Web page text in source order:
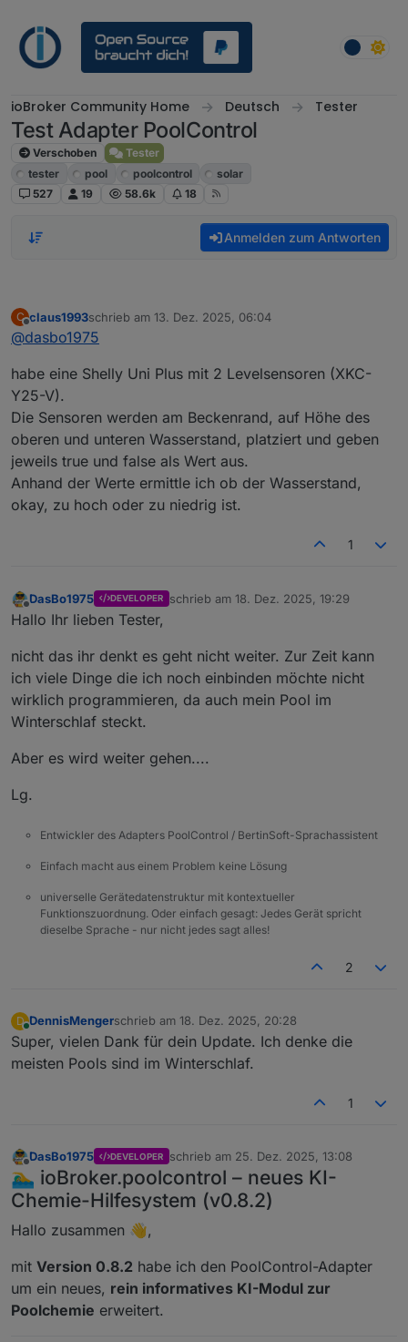
ioBroker Community Home Deutsch Tester
Test Adapter PoolControl
Verschoben
Tester
tester
pool poolcontrol
solar
527
19 58.6k 18
Anmelden zum Antworten
C
Offline
claus1993schrieb am 13. Dez. 2025, 06:04
zuletzt editiert von
@dasbo1975
habe eine Shelly Uni Plus mit 2 Levelsensoren (XKC-
Y25-V).
Die Sensoren werden am Beckenrand, auf Höhe des
oberen und unteren Wasserstand, platziert und geben
jeweils true und false als Wert aus.
Anhand der Werte ermittle ich ob der Wasserstand,
okay, zu hoch oder zu niedrig ist.
1
Offline
DasBo1975 DEVELOPER schrieb am 18. Dez. 2025, 19:29
zuletzt editiert von
Hallo Ihr lieben Tester,
nicht das ihr denkt es geht nicht weiter. Zur Zeit kann
ich viele Dinge die ich noch einbinden möchte nicht
wirklich programmieren, da auch mein Pool im
Winterschlaf steckt.
Aber es wird weiter gehen....
Lg.
Entwickler des Adapters PoolControl / BertinSoft-Sprachassistent
Einfach macht aus einem Problem keine Lösung
universelle Gerätedatenstruktur mit kontextueller
Funktionszuordnung. Oder einfach gesagt: Jedes Gerät spricht
dieselbe Sprache - nur nicht jedes sagt alles!
2
D
Online
DennisMengerschrieb am 18. Dez. 2025, 20:28
zuletzt editiert von
Super, vielen Dank für dein Update. Ich denke die
meisten Pools sind im Winterschlaf.
1
Offline
DasBo1975 DEVELOPER schrieb am 25. Dez. 2025, 13:08
zuletzt editiert von
🏊‍♂️ ioBroker.poolcontrol – neues KI-
Chemie-Hilfesystem (v0.8.2)
Hallo zusammen 👋,
mit Version 0.8.2 habe ich den PoolControl-Adapter
um ein neues, rein informatives KI-Modul zur
Poolchemie erweitert.